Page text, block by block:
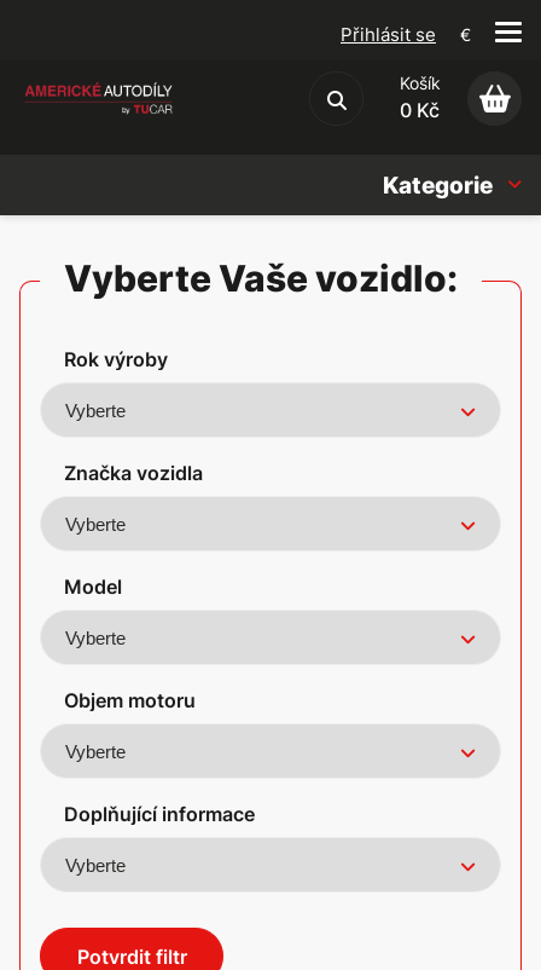
Obchodní podmínky
Přihlásit se €
Košík
0 Kč
Kategorie
Americké vozy
Vyberte Vaše vozidlo:
Rok výroby
Značka vozidla
Model
Objem motoru
Doplňující informace
Potvrdit filtr